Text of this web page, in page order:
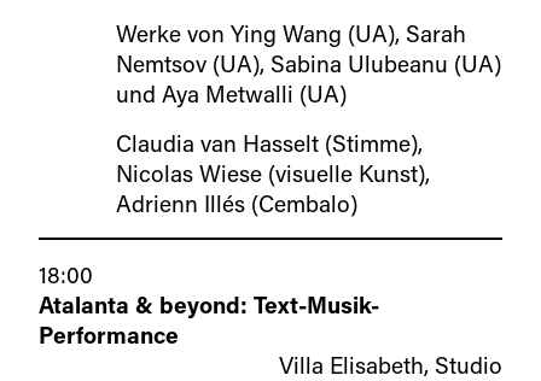
Werke von Ying Wang (UA), Sarah
Nemtsov (UA), Sabina Ulubeanu (UA)
und Aya Metwalli (UA)
Claudia van Hasselt (Stimme),
Nicolas Wiese (visuelle Kunst),
Adrienn Illés (Cembalo)
18:00
Atalanta & beyond: Text-Musik-
Performance
Villa Elisabeth, Studio